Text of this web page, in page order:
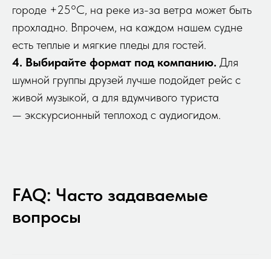
городе +25°C, на реке из-за ветра может быть
прохладно. Впрочем, на каждом нашем судне
есть теплые и мягкие пледы для гостей.
4. Выбирайте формат под компанию. Для
шумной группы друзей лучше подойдет рейс с
живой музыкой, а для вдумчивого туриста
— экскурсионный теплоход с аудиогидом.
FAQ: Часто задаваемые
вопросы